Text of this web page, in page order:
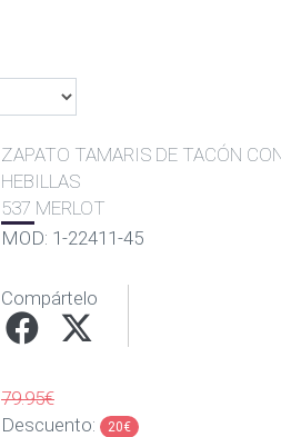
ZAPATO TAMARIS DE TACÓN
HEBILLAS
537 MERLOT
MOD: 1-22411-45
Compártelo
79.95€
Descuento:
20€